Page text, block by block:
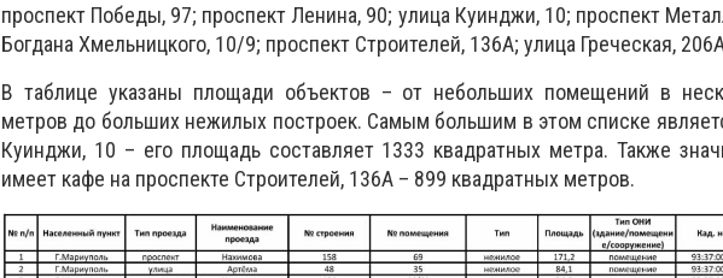
проспект Победы, 97; проспект Ленина, 90; улица Куинджи, 10; проспект
Богдана Хмельницкого, 10/9; проспект Строителей, 136А; улица Греческая,
В таблице указаны площади объектов – от небольших помещений в
метров до больших нежилых построек. Самым большим в этом списке
Куинджи, 10 – его площадь составляет 1333 квадратных метра. Также
имеет кафе на проспекте Строителей, 136А – 899 квадратных метров.